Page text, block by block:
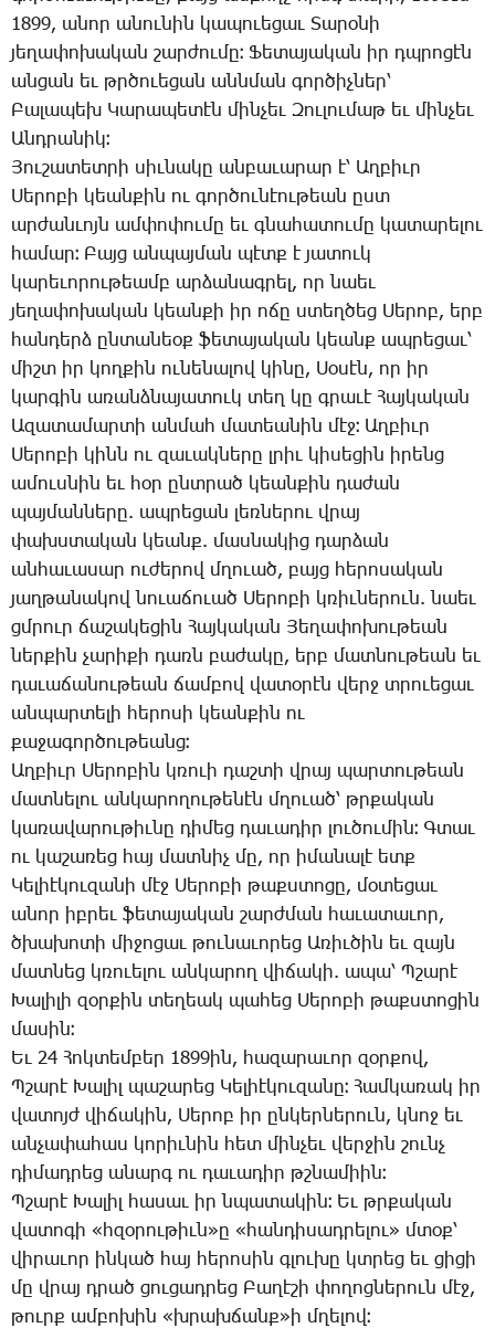
1899, ա­նոր ա­նու­նին կա­պո­ւե­ցաւ ­Տա­րօ­նի
յե­ղա­փո­խա­կան շար­ժու­մը։ ­Ֆե­տա­յա­կան իր դպրո­ցէն
ան­ցան եւ թրծուեցան անն­ման գոր­ծիչ­ներ՝
­Բա­լա­պեխ ­Կա­րա­պե­տէն մին­չեւ ­Զու­լու­մաթ եւ մին­չեւ
Անդ­րա­նիկ։
­Յու­շա­տետ­րի սիւ­նա­կը ան­բա­ւա­րար է՝ Աղ­բիւր
­Սե­րո­բի կեան­քին ու գոր­ծու­նէու­թեան ըստ
ար­ժան­ւոյն ամ­փո­փու­մը եւ գնա­հա­տու­մը կա­տա­րե­լու
հա­մար։ ­Բայց ան­պայ­ման պէտք է յա­տուկ
կա­րե­ւո­րու­թեամբ ար­ձա­նագ­րել, որ նաեւ
յե­ղա­փո­խա­կան կեան­քի իր ո­ճը ստեղ­ծեց ­Սե­րոբ, երբ
հան­դերձ ըն­տա­նեօք ֆե­տա­յա­կան կեանք ապ­րե­ցաւ՝
միշտ իր կող­քին ու­նե­նա­լով կի­նը, ­Սօ­սէն, որ իր
կար­գին ա­ռանձ­նա­յա­տուկ տեղ կը գրա­ւէ ­Հայ­կա­կան
Ա­զա­տա­մար­տի ան­մահ մա­տեա­նին մէջ։ Աղ­բիւր
­Սե­րո­բի կինն ու զա­ւակ­նե­րը լրիւ կի­սե­ցին ի­րենց
ա­մուս­նին եւ հօր ընտ­րած կեան­քին դա­ժան
պայ­ման­նե­րը. ապ­րե­ցան լեռ­նե­րու վրայ
փախս­տա­կան կեանք. մաս­նա­կից դար­ձան
ան­հա­ւա­սար ու­ժե­րով մղո­ւած, բայց հե­րո­սա­կան
յաղ­թա­նա­կով նո­ւա­ճո­ւած ­Սե­րո­բի կռիւ­նե­րուն. նաեւ
ցմրուր ճա­շա­կե­ցին ­Հայ­կա­կան ­Յե­ղա­փո­խու­թեան
ներ­քին չա­րի­քի դառն բա­ժա­կը, երբ մատ­նու­թեան եւ
դա­ւա­ճա­նու­թեան ճամ­բով վա­տօ­րէն վերջ տրո­ւե­ցաւ
ան­պար­տե­լի հե­րո­սի կեան­քին ու
քա­ջա­գոր­ծու­թեանց։
Աղ­բիւր ­Սե­րո­բին կռո­ւի դաշ­տի վրայ պար­տու­թեան
մատ­նե­լու ան­կա­րո­ղու­թե­նէն մղո­ւած՝ թրքա­կան
կա­ռա­վա­րու­թիւ­նը դի­մեց դա­ւա­դիր լու­ծու­մին։ Գ­տաւ
ու կա­շա­ռեց հայ մատ­նիչ մը, որ ի­մա­նա­լէ ետք
­Կե­լիէ­կու­զա­նի մէջ ­Սե­րո­բի թաքս­տո­ցը, մօ­տե­ցաւ
ա­նոր իբ­րեւ ֆե­տա­յա­կան շարժ­ման հա­ւա­տա­ւոր,
ծխա­խո­տի մի­ջո­ցաւ թու­նա­ւո­րեց Ա­ռիւ­ծին եւ զայն
մատ­նեց կռո­ւե­լու ան­կա­րող վի­ճա­կի. ա­պա՝ Պ­շա­րէ
­Խա­լի­լի զօր­քին տե­ղեակ պա­հեց ­Սե­րո­բի թաքս­տո­ցին
մա­սին։
Եւ 24 ­Հոկ­տեմ­բեր 1899ին, հա­զա­րա­ւոր զօր­քով,
Պ­շա­րէ ­Խա­լիլ պա­շա­րեց ­Կե­լիէ­կու­զա­նը։ ­Համ­կա­ռակ իր
վա­տոյժ վի­ճա­կին, ­Սե­րոբ իր ըն­կեր­նե­րուն, կնոջ եւ
ան­չա­փա­հաս կո­րիւ­նին հետ մին­չեւ վեր­ջին շունչ
դի­մադրեց ա­նարգ ու դա­ւա­դիր թշնա­միին։
Պ­շա­րէ ­Խա­լիլ հա­սաւ իր նպա­տա­կին։ Եւ թրքա­կան
վա­տո­գի «հզօ­րու­թիւն»ը «հան­դի­սադ­րե­լու» մտօք՝
վի­րա­ւոր ին­կած հայ հե­րո­սին գլու­խը կտրեց եւ ցի­ցի
մը վրայ դրած ցու­ցադ­րեց ­Բա­ղէ­շի փո­ղոց­նե­րուն մէջ,
թուրք ամ­բո­խին «խրախ­ճանք»ի մղե­լով։